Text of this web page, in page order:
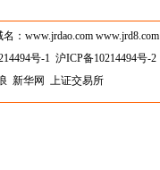
：www.jrdao.com www.jrd8.com
号-1 沪ICP备10214494号-2
新华网 上证交易所